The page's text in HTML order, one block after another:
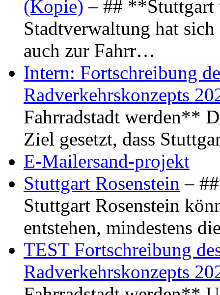
(Kopie) – ## **Stuttgart
Stadtverwaltung hat
auch zur Fahrr…
Intern: Fortschreibung
Radverkehrskonzepts
Fahrradstadt werden**
Ziel gesetzt, dass
E-Mailersand-projekt
Stuttgart Rosenstein –
Stuttgart Rosenstein
entstehen, mindestens
TEST Fortschreibung
Radverkehrskonzepts